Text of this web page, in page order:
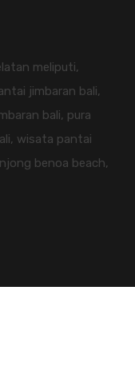
meliputi,
jimbaran bali,
bali, pura
wisata pantai
benoa beach,